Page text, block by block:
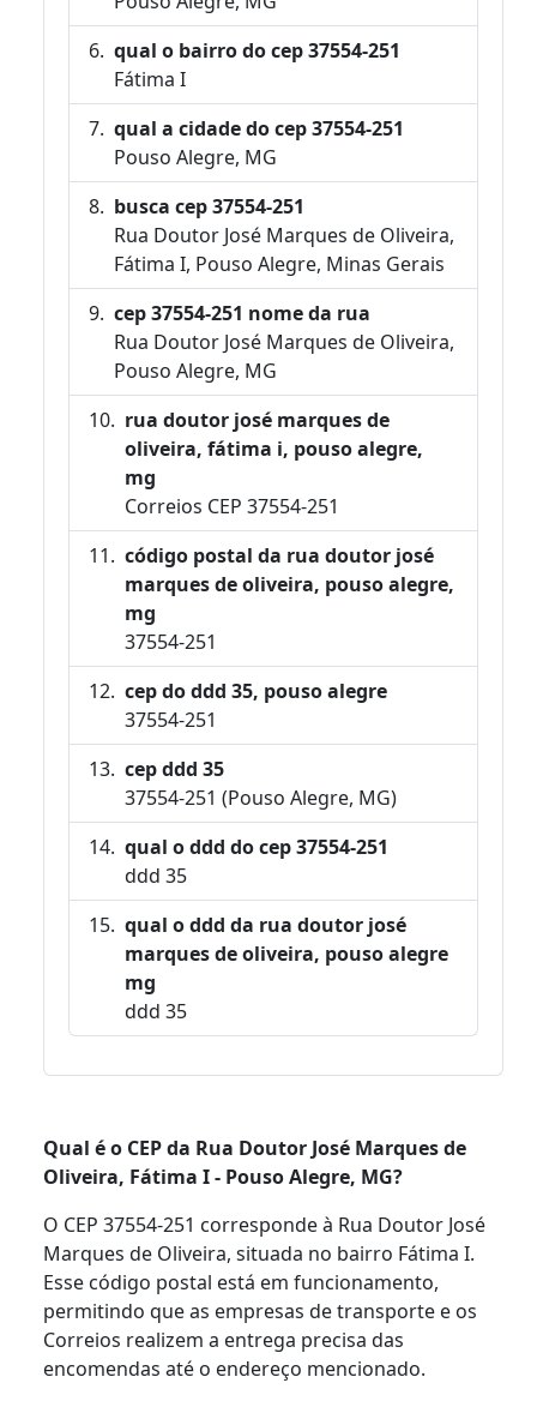
qual o bairro do cep 37554-251
Fátima I
qual a cidade do cep 37554-251
Pouso Alegre, MG
busca cep 37554-251
Rua Doutor José Marques de Oliveira,
Fátima I, Pouso Alegre, Minas Gerais
cep 37554-251 nome da rua
Rua Doutor José Marques de Oliveira,
Pouso Alegre, MG
rua doutor josé marques de
oliveira, fátima i, pouso alegre,
mg
Correios CEP 37554-251
código postal da rua doutor josé
marques de oliveira, pouso alegre,
mg
37554-251
cep do ddd 35, pouso alegre
37554-251
cep ddd 35
37554-251 (Pouso Alegre, MG)
qual o ddd do cep 37554-251
ddd 35
qual o ddd da rua doutor josé
marques de oliveira, pouso alegre
mg
ddd 35
Qual é o CEP da Rua Doutor José Marques de
Oliveira, Fátima I - Pouso Alegre, MG?
O CEP 37554-251 corresponde à Rua Doutor José
Marques de Oliveira, situada no bairro Fátima I.
Esse código postal está em funcionamento,
permitindo que as empresas de transporte e os
Correios realizem a entrega precisa das
encomendas até o endereço mencionado.